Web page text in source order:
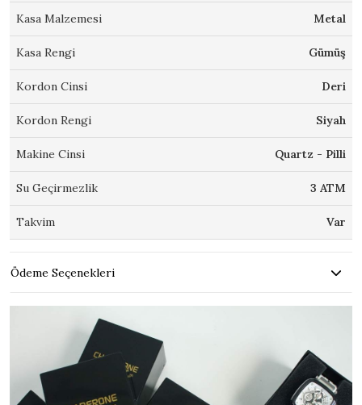
Kasa Malzemesi Metal
Kasa Rengi Gümüş
Kordon Cinsi Deri
Kordon Rengi Siyah
Makine Cinsi Quartz - Pilli
Su Geçirmezlik 3 ATM
Takvim Var
Ödeme Seçenekleri